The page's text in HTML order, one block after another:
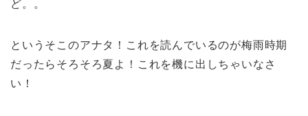
ど。。
というそこのアナタ！これを読んでいるのが梅雨時期
だったらそろそろ夏よ！これを機に出しちゃいなさ
い！